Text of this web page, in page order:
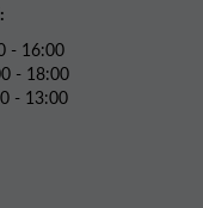
- 16:00